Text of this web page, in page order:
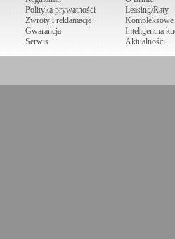
Polityka prywatności
Zwroty i reklamacje
Gwarancja
Serwis
Leasing/Raty
Kompleksowe
Inteligentna
Aktualności